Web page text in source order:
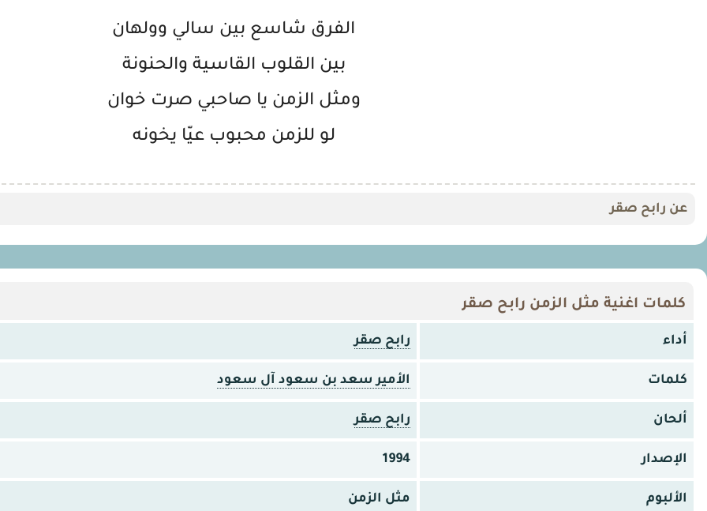
الفرق شاسع بين سالي وولهان
بين القلوب القاسية والحنونة
ومثل الزمن يا صاحبي صرت خوان
لو للزمن محبوب عيّا يخونه
عن رابح صقر
كلمات اغنية مثل الزمن رابح صقر
أداء رابح صقر
كلمات الأمير سعد بن سعود آل سعود
ألحان رابح صقر
الإصدار 1994
الألبوم مثل الزمن